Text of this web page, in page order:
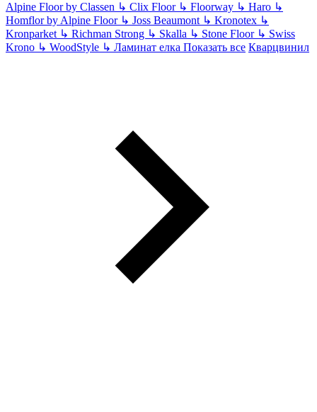
Alpine Floor by Classen ↳ Clix Floor ↳ Floorway ↳ Haro ↳
Homflor by Alpine Floor ↳ Joss Beaumont ↳ Kronotex ↳
Kronparket ↳ Richman Strong ↳ Skalla ↳ Stone Floor ↳ Swiss
Krono ↳ WoodStyle ↳ Ламинат елка Показать все Кварцвинил